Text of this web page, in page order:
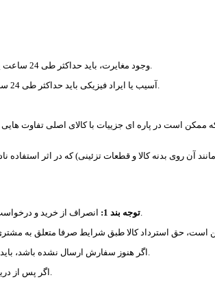
- وجود مغایرت، باید حداکثر طی 24 ساعت پس از دریافت کالا، به واحد خدمات پس از فروش اخوان شاپینگ از طریق تلفن، ایمیل یا مراجعه حضوری اطلاع داده شود.
- آسیب‏‏ یا ایراد فیزیکی باید حداکثر طی 24 ساعت پس از دریافت کالا، به خدمات پس از فروش اخوان شاپینگ از طریق تلفن، ایمیل یا مراجعه حضوری اطلاع داده شود.
توجه بند 1 :